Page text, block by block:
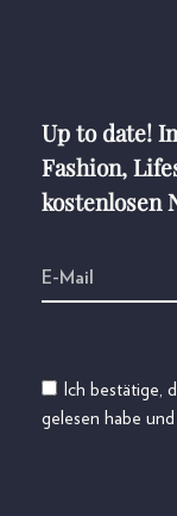
Up to date!
Fashion,
kostenlosen
Ich bestätige,
gelesen habe